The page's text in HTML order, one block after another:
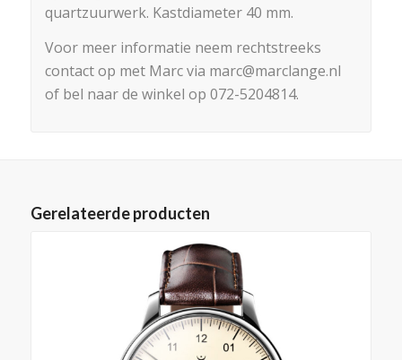
quartzuurwerk. Kastdiameter 40 mm.
Voor meer informatie neem rechtstreeks
contact op met Marc via marc@marclange.nl
of bel naar de winkel op 072-5204814.
Gerelateerde producten